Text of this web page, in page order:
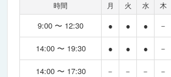
時間 月 火 水 木
9:00 〜 12:30 ● ● ● －
14:00 〜 19:30 ● ● ● －
14:00 〜 17:30 － － － －